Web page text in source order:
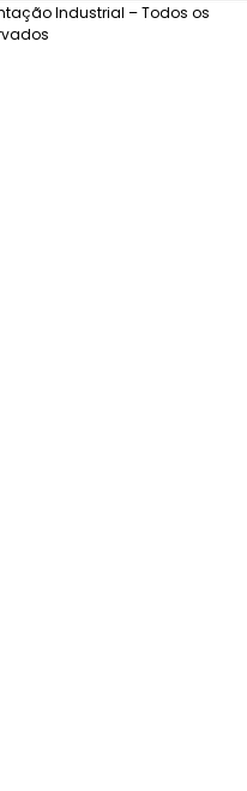
Industrial – Todos os